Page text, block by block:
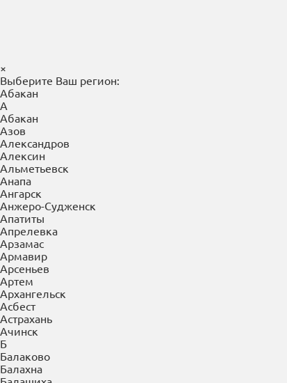
×
Выберите Ваш регион:
Абакан
А
Абакан
Азов
Александров
Алексин
Альметьевск
Анапа
Ангарск
Анжеро-Судженск
Апатиты
Апрелевка
Арзамас
Армавир
Арсеньев
Артем